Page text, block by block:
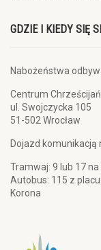
GDZIE I KIEDY SIĘ
Nabożeństwa
Centrum
ul. Swojczycka 105
51-502 Wrocław
Dojazd komunikacją
Tramwaj: 9 lub 17 na
Autobus: 115 z
Korona